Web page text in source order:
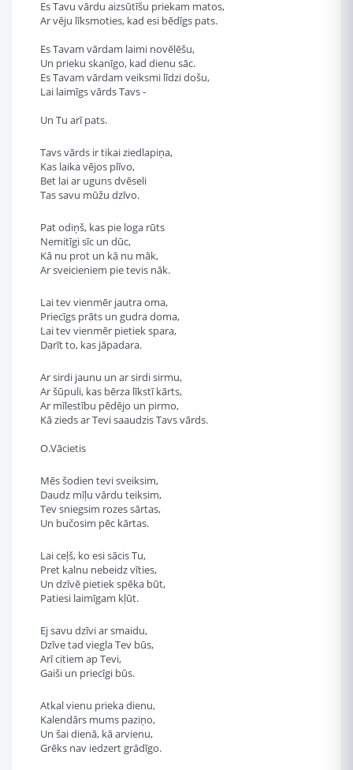
Es Tavu vārdu aizsūtīšu priekam matos,
Ar vēju līksmoties, kad esi bēdīgs pats.
Es Tavam vārdam laimi novēlēšu,
Un prieku skanīgo, kad dienu sāc.
Es Tavam vārdam veiksmi līdzi došu,
Lai laimīgs vārds Tavs -
Un Tu arī pats.
Tavs vārds ir tikai ziedlapiņa,
Kas laika vējos plīvo,
Bet lai ar uguns dvēseli
Tas savu mūžu dzīvo.
Pat odiņš, kas pie loga rūts
Nemitīgi sīc un dūc,
Kā nu prot un kā nu māk,
Ar sveicieniem pie tevis nāk.
Lai tev vienmēr jautra oma,
Priecīgs prāts un gudra doma,
Lai tev vienmēr pietiek spara,
Darīt to, kas jāpadara.
Ar sirdi jaunu un ar sirdi sirmu,
Ar šūpuli, kas bērza līkstī kārts,
Ar mīlestību pēdējo un pirmo,
Kā zieds ar Tevi saaudzis Tavs vārds.
O.Vācietis
Mēs šodien tevi sveiksim,
Daudz mīļu vārdu teiksim,
Tev sniegsim rozes sārtas,
Un bučosim pēc kārtas.
Lai ceļš, ko esi sācis Tu,
Pret kalnu nebeidz vīties,
Un dzīvē pietiek spēka būt,
Patiesi laimīgam kļūt.
Ej savu dzīvi ar smaidu,
Dzīve tad viegla Tev būs,
Arī citiem ap Tevi,
Gaiši un priecīgi būs.
Atkal vienu prieka dienu,
Kalendārs mums paziņo,
Un šai dienā, kā arvienu,
Grēks nav iedzert grādīgo.